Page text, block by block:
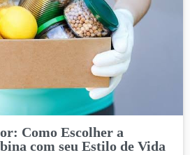
Como Escolher a
com seu Estilo de Vida